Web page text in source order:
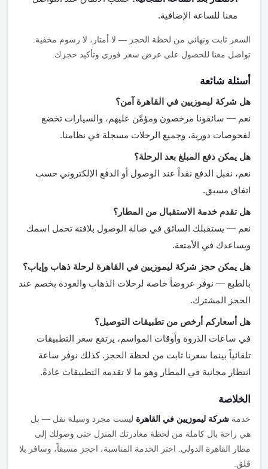
معنا للساعة الإضافية.
السعر ثابت ونهائي من لحظة الحجز — لا أمتار، لا رسوم مخفية.
تواصل معنا للحصول على عرض سعر فوري وتأكيد حجزك.
أسئلة شائعة
هل شركة ليموزيين في القاهرة آمن؟
نعم — سائقونا مرخصون ومؤمَّن عليهم، والسيارات تخضع
لفحوصات دورية، وجميع الرحلات مسجلة في نظامنا.
هل يمكن دفع المبلغ بعد الرحلة؟
نعم، نقبل الدفع نقداً عند الوصول أو الدفع الإلكتروني حسب
اتفاق مسبق.
هل تقدم خدمة الاستقبال من المطار؟
نعم — يستقبلك السائق في صالة الوصول بلافتة تحمل اسمك
ويساعدك في الأمتعة.
هل يمكن حجز شركة ليموزيين في القاهرة لرحلة ذهاب وإياب؟
بالطبع — نوفر عروضاً خاصة لرحلات الذهاب والعودة بخصم عند
الحجز المشترك.
هل أسعاركم أرخص من تطبيقات التوصيل؟
في ساعات الذروة وأوقات المواسم، يرتفع سعر التطبيقات
تلقائياً بينما سعرنا ثابت من لحظة الحجز. كذلك نوفر ساعة
انتظار مجانية في المطار وهو ما لا تقدمه التطبيقات عادةً.
الخلاصة
خدمةشركة ليموزيين في القاهرةليست مجرد وسيلة نقل — بل
هي راحة بال كاملة من لحظة مغادرتك المنزل حتى وصولك إلى
مطار القاهرة الدولي. اختر الخدمة المناسبة، احجز مسبقاً، وسافر بلا
قلق.